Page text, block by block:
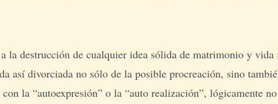
la destrucción de cualquier idea sólida de matrimonio y
así divorciada no sólo de la posible procreación, sino
la “autoexpresión” o la “auto realización”, lógicamente